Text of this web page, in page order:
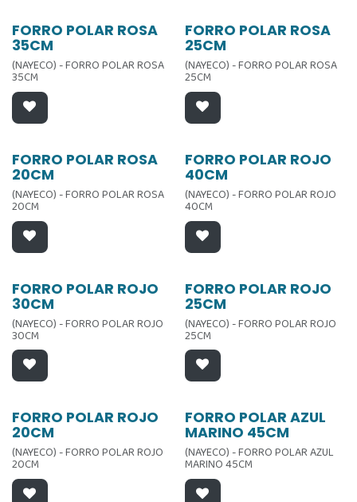
FORRO POLAR ROSA
35CM
(NAYECO) - FORRO POLAR ROSA
35CM
FORRO POLAR ROSA
25CM
(NAYECO) - FORRO POLAR ROSA
25CM
FORRO POLAR ROSA
20CM
(NAYECO) - FORRO POLAR ROSA
20CM
FORRO POLAR ROJO
40CM
(NAYECO) - FORRO POLAR ROJO
40CM
FORRO POLAR ROJO
30CM
(NAYECO) - FORRO POLAR ROJO
30CM
FORRO POLAR ROJO
25CM
(NAYECO) - FORRO POLAR ROJO
25CM
FORRO POLAR ROJO
20CM
(NAYECO) - FORRO POLAR ROJO
20CM
FORRO POLAR AZUL
MARINO 45CM
(NAYECO) - FORRO POLAR AZUL
MARINO 45CM